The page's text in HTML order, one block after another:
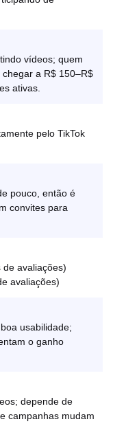
vídeos; quem
a R$ 150–R$
ativas.
pelo TikTok
pouco, então é
convites para
avaliações)
avaliações)
usabilidade;
o ganho
depende de
campanhas mudam